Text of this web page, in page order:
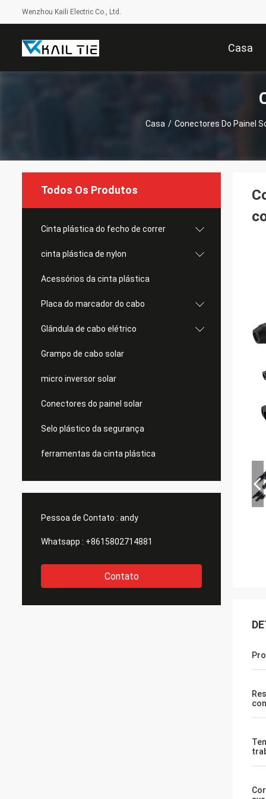
Wenzhou Kaili Electric Co., Ltd.
Casa
Casa / Conectores Do Painel
Todos Os Produtos
Cinta plástica do fecho de correr
cinta plástica de nylon
Acessórios da cinta plástica
Placa do marcador do cabo
Glândula de cabo elétrico
Grampo de cabo solar
micro inversor solar
Conectores do painel solar
Selo plástico da segurança
ferramentas da cinta plástica
Pessoa de Contato : andy
Whatsapp : +8615802714881
Contato